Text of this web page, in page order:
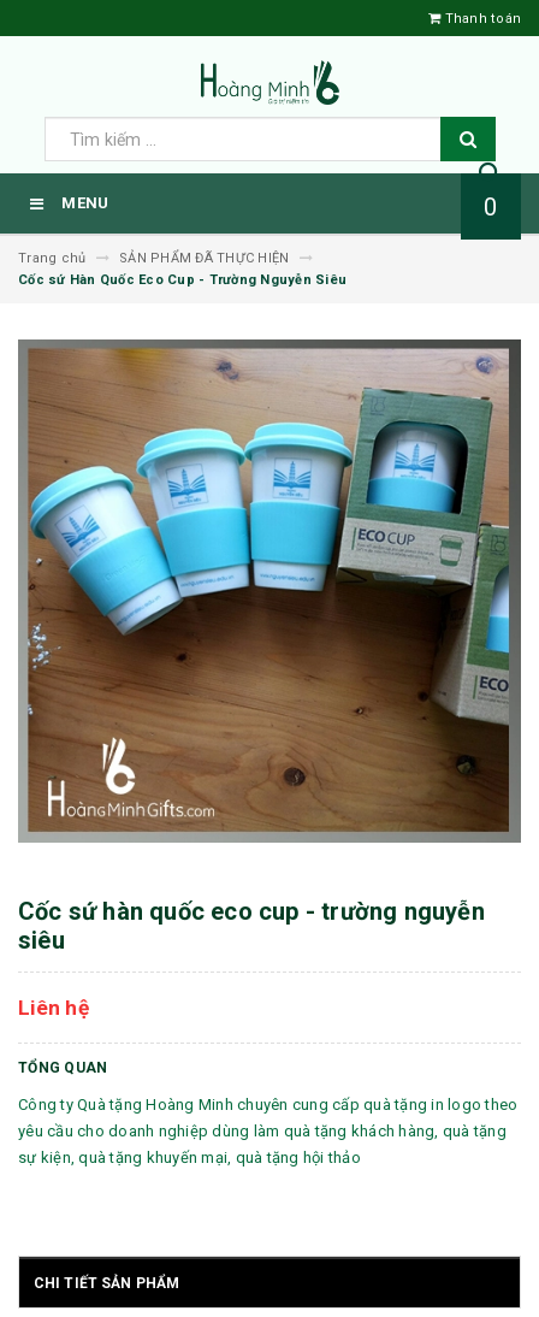
Thanh toán
MENU 0
Trang chủ
SẢN PHẨM ĐÃ THỰC HIỆN
Cốc sứ Hàn Quốc Eco Cup - Trường Nguyễn Siêu
Cốc sứ hàn quốc eco cup - trường nguyễn
siêu
Liên hệ
TỔNG QUAN
Công ty Quà tặng Hoàng Minh chuyên cung cấp quà tặng in logo theo
yêu cầu cho doanh nghiệp dùng làm quà tặng khách hàng, quà tặng
sự kiện, quà tặng khuyến mại, quà tặng hội thảo
CHI TIẾT SẢN PHẨM